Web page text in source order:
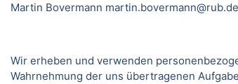
Martin Bovermann martin.bovermann@rub.de
Wir erheben und verwenden
Wahrnehmung der uns übertragenen